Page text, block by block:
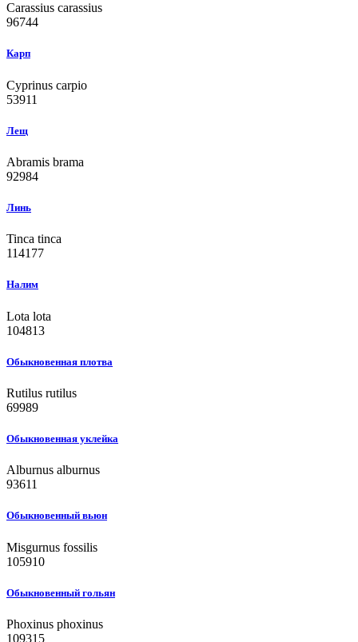
Carassius carassius
96744
Карп
Cyprinus carpio
53911
Лещ
Abramis brama
92984
Линь
Tinca tinca
114177
Налим
Lota lota
104813
Обыкновенная плотва
Rutilus rutilus
69989
Обыкновенная уклейка
Alburnus alburnus
93611
Обыкновенный вьюн
Misgurnus fossilis
105910
Обыкновенный гольян
Phoxinus phoxinus
109315